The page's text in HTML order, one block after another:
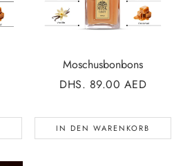
Moschusbonbons
NORMALER
DHS. 89.00 AED
IN DEN WARENKORB